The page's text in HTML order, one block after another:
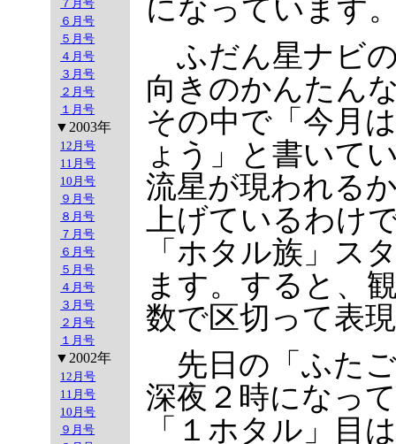
７月号
６月号
５月号
４月号
３月号
２月号
１月号
▼2003年
12月号
11月号
10月号
９月号
８月号
７月号
６月号
５月号
４月号
３月号
２月号
１月号
▼2002年
12月号
11月号
10月号
９月号
になっています
ふだん星ナビ
向きのかんたん
その中で「今月
ょう」と書いて
流星が現われる
上げているわけ
「ホタル族」ス
ます。すると、
数で区切って表
先日の「ふた
深夜２時になっ
「１ホタル」目